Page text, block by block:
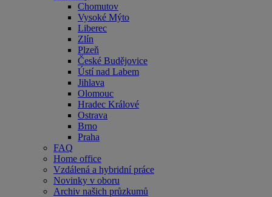
Chomutov
Vysoké Mýto
Liberec
Zlín
Plzeň
České Budějovice
Ústí nad Labem
Jihlava
Olomouc
Hradec Králové
Ostrava
Brno
Praha
FAQ
Home office
Vzdálená a hybridní práce
Novinky v oboru
Archiv našich průzkumů